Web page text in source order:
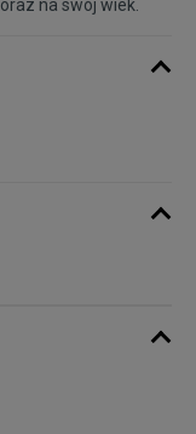
oraz na swój wiek.